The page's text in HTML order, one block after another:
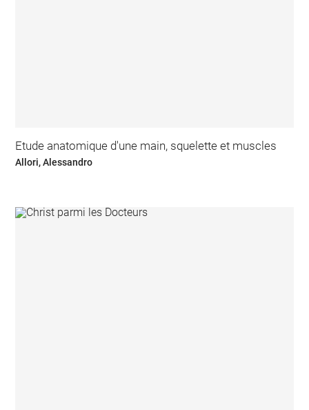
Etude anatomique d'une main, squelette et muscles
Allori, Alessandro